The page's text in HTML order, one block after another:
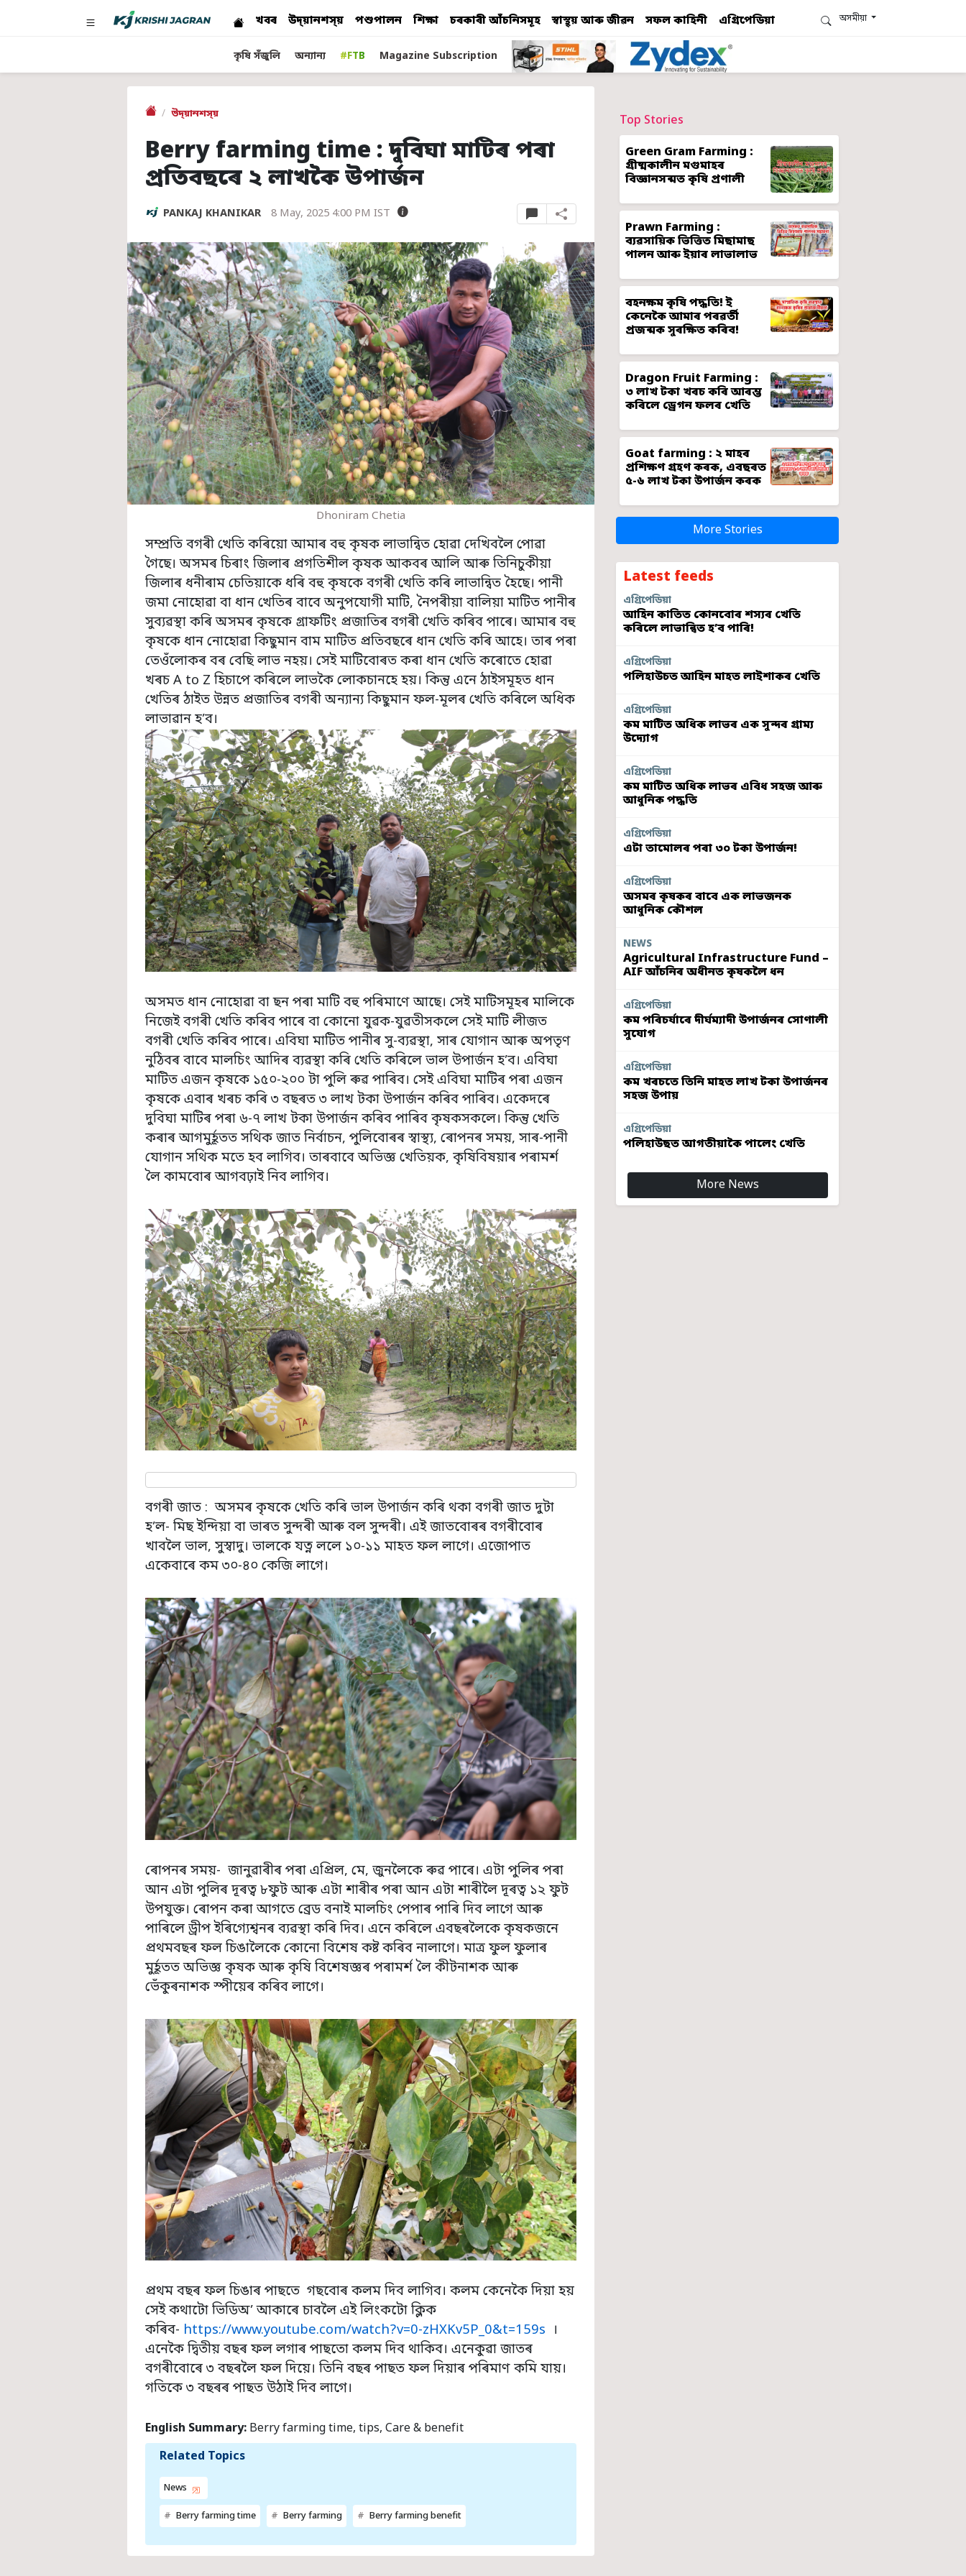
খবৰ উদ্য়ানশস্য় পশুপালন শিক্ষা চৰকাৰী আঁচনিসমূহ স্বাস্থ্য় আৰু জীৱন সফল কাহিনী এগ্ৰিপেডিয়া অসমীয়া
কৃষি সঁজুলি অন্যান্য #FTB Magazine Subscription
উদ্য়ানশস্য়
Berry farming time : দুবিঘা মাটিৰ পৰা
প্ৰতিবছৰে ২ লাখকৈ উপাৰ্জন
PANKAJ KHANIKAR 8 May, 2025 4:00 PM IST
Dhoniram Chetia
সম্প্ৰতি বগৰী খেতি কৰিয়ো আমাৰ বহু কৃষক লাভান্বিত হোৱা দেখিবলৈ পোৱা
গৈছে। অসমৰ চিৰাং জিলাৰ প্ৰগতিশীল কৃষক আকবৰ আলি আৰু তিনিচুকীয়া
জিলাৰ ধনীৰাম চেতিয়াকে ধৰি বহু কৃষকে বগৰী খেতি কৰি লাভান্বিত হৈছে। পানী
জমা নোহোৱা বা ধান খেতিৰ বাবে অনুপযোগী মাটি, নৈপৰীয়া বালিয়া মাটিত পানীৰ
সুব্যৱস্থা কৰি অসমৰ কৃষকে গ্ৰাফটিং প্ৰজাতিৰ বগৰী খেতি কৰিব পাৰে। আমাৰ বহু
কৃষকে ধান নোহোৱা কিছুমান বাম মাটিত প্ৰতিবছৰে ধান খেতি কৰি আহে। তাৰ পৰা
তেওঁলোকৰ বৰ বেছি লাভ নহয়। সেই মাটিবোৰত কৰা ধান খেতি কৰোতে হোৱা
খৰচ A to Z হিচাপে কৰিলে লাভকৈ লোকচানহে হয়। কিন্তু এনে ঠাইসমূহত ধান
খেতিৰ ঠাইত উন্নত প্ৰজাতিৰ বগৰী অন্যান্য কিছুমান ফল-মূলৰ খেতি কৰিলে অধিক
লাভাৱান হ’ব।
অসমত ধান নোহোৱা বা ছন পৰা মাটি বহু পৰিমাণে আছে। সেই মাটিসমূহৰ মালিকে
নিজেই বগৰী খেতি কৰিব পাৰে বা কোনো যুৱক-যুৱতীসকলে সেই মাটি লীজত
বগৰী খেতি কৰিব পাৰে। এবিঘা মাটিত পানীৰ সু-ব্যৱস্থা, সাৰ যোগান আৰু অপতৃণ
নুঠিবৰ বাবে মালচিং আদিৰ ব্যৱস্থা কৰি খেতি কৰিলে ভাল উপাৰ্জন হ’ব। এবিঘা
মাটিত এজন কৃষকে ১৫০-২০০ টা পুলি ৰুৱ পাৰিব। সেই এবিঘা মাটিৰ পৰা এজন
কৃষকে এবাৰ খৰচ কৰি ৩ বছৰত ৩ লাখ টকা উপাৰ্জন কৰিব পাৰিব। একেদৰে
দুবিঘা মাটিৰ পৰা ৬-৭ লাখ টকা উপাৰ্জন কৰিব পাৰিব কৃষকসকলে। কিন্তু খেতি
কৰাৰ আগমুৰ্হূতত সথিক জাত নিৰ্বাচন, পুলিবোৰৰ স্বাস্থ্য, ৰোপনৰ সময়, সাৰ-পানী
যোগান সথিক মতে হব লাগিব। তাৰবাবে অভিজ্ঞ খেতিয়ক, কৃষিবিষয়াৰ পৰামৰ্শ
লৈ কামবোৰ আগবঢ়াই নিব লাগিব।
বগৰী জাত : অসমৰ কৃষকে খেতি কৰি ভাল উপাৰ্জন কৰি থকা বগৰী জাত দুটা
হ’ল- মিছ ইন্দিয়া বা ভাৰত সুন্দৰী আৰু বল সুন্দৰী। এই জাতবোৰৰ বগৰীবোৰ
খাবলৈ ভাল, সুস্বাদু। ভালকে যত্ন ললে ১০-১১ মাহত ফল লাগে। এজোপাত
একেবাৰে কম ৩০-৪০ কেজি লাগে।
ৰোপনৰ সময়- জানুৱাৰীৰ পৰা এপ্ৰিল, মে, জুনলৈকে ৰুৱ পাৰে। এটা পুলিৰ পৰা
আন এটা পুলিৰ দূৰত্ব ৮ফুট আৰু এটা শাৰীৰ পৰা আন এটা শাৰীলৈ দূৰত্ব ১২ ফুট
উপযুক্ত। ৰোপন কৰা আগতে ব্ৰেড বনাই মালচিং পেপাৰ পাৰি দিব লাগে আৰু
পাৰিলে ড্ৰীপ ইৰিগ্যেশ্বনৰ ব্যৱস্থা কৰি দিব। এনে কৰিলে এবছৰলৈকে কৃষকজনে
প্ৰথমবছৰ ফল চিঙালৈকে কোনো বিশেষ কষ্ট কৰিব নালাগে। মাত্ৰ ফুল ফুলাৰ
মুৰ্হূতত অভিজ্ঞ কৃষক আৰু কৃষি বিশেষজ্ঞৰ পৰামৰ্শ লৈ কীটনাশক আৰু
ভেঁকুৰনাশক স্পীয়েৰ কৰিব লাগে।
প্ৰথম বছৰ ফল চিঙাৰ পাছতে গছবোৰ কলম দিব লাগিব। কলম কেনেকৈ দিয়া হয়
সেই কথাটো ভিডিঅ’ আকাৰে চাবলৈ এই লিংকটো ক্লিক
কৰিব- https://www.youtube.com/watch?v=0-zHXKv5P_0&t=159s ।
এনেকৈ দ্বিতীয় বছৰ ফল লগাৰ পাছতো কলম দিব থাকিব। এনেকুৱা জাতৰ
বগৰীবোৰে ৩ বছৰলৈ ফল দিয়ে। তিনি বছৰ পাছত ফল দিয়াৰ পৰিমাণ কমি যায়।
গতিকে ৩ বছৰৰ পাছত উঠাই দিব লাগে।
English Summary: Berry farming time, tips, Care & benefit
Related Topics
News
Berry farming time Berry farming Berry farming benefit
Top Stories
Green Gram Farming :
গ্ৰীষ্মকালীন মগুমাহৰ
বিজ্ঞানসন্মত কৃষি প্ৰণালী
Prawn Farming :
ব্যৱসায়িক ভিত্তিত মিছামাছ
পালন আৰু ইয়াৰ লাভালাভ
বহনক্ষম কৃষি পদ্ধতি! ই
কেনেকৈ আমাৰ পৰৱৰ্তী
প্ৰজন্মক সুৰক্ষিত কৰিব!
Dragon Fruit Farming :
৩ লাখ টকা খৰচ কৰি আৰম্ভ
কৰিলে ড্ৰেগন ফলৰ খেতি
Goat farming : ২ মাহৰ
প্ৰশিক্ষণ গ্ৰহণ কৰক, এবছৰত
৫-৬ লাখ টকা উপাৰ্জন কৰক
More Stories
Latest feeds
এগ্ৰিপেডিয়া
আহিন কাতিত কোনবোৰ শস্যৰ খেতি
কৰিলে লাভান্বিত হ’ব পাৰি!
এগ্ৰিপেডিয়া
পলিহাউচত আহিন মাহত লাইশাকৰ খেতি
এগ্ৰিপেডিয়া
কম মাটিত অধিক লাভৰ এক সুন্দৰ গ্ৰাম্য
উদ্যোগ
এগ্ৰিপেডিয়া
কম মাটিত অধিক লাভৰ এবিধ সহজ আৰু
আধুনিক পদ্ধতি
এগ্ৰিপেডিয়া
এটা তামোলৰ পৰা ৩০ টকা উপাৰ্জন!
এগ্ৰিপেডিয়া
অসমৰ কৃষকৰ বাবে এক লাভজনক
আধুনিক কৌশল
NEWS
Agricultural Infrastructure Fund –
AIF আঁচনিৰ অধীনত কৃষকলৈ ধন
এগ্ৰিপেডিয়া
কম পৰিচৰ্যাৰে দীৰ্ঘম্যাদী উপাৰ্জনৰ সোণালী
সুযোগ
এগ্ৰিপেডিয়া
কম খৰচতে তিনি মাহত লাখ টকা উপাৰ্জনৰ
সহজ উপায়
এগ্ৰিপেডিয়া
পলিহাউছত আগতীয়াকৈ পালেং খেতি
More News